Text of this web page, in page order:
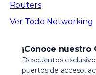
Routers
Ver Todo Networking
¡Conoce nuestro
Descuentos
puertos de acceso,